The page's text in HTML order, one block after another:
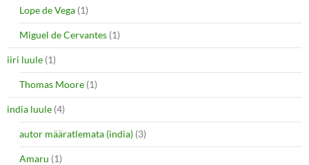
Lope de Vega (1)
Miguel de Cervantes (1)
iiri luule (1)
Thomas Moore (1)
india luule (4)
autor määratlemata (india) (3)
Amaru (1)